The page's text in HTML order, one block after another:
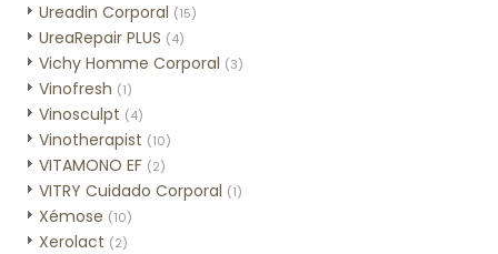
Ureadin Corporal (15)
UreaRepair PLUS (4)
Vichy Homme Corporal (3)
Vinofresh (1)
Vinosculpt (4)
Vinotherapist (10)
VITAMONO EF (2)
VITRY Cuidado Corporal (1)
Xémose (10)
Xerolact (2)